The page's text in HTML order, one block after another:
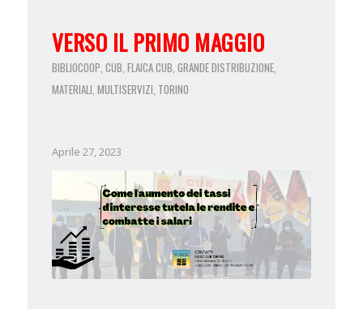
VERSO IL PRIMO MAGGIO
BIBLIOCOOP, CUB, FLAICA CUB, GRANDE DISTRIBUZIONE,
MATERIALI, MULTISERVIZI, TORINO
Aprile 27, 2023